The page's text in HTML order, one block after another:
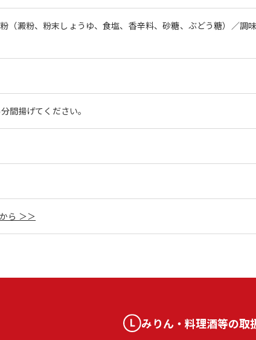
（澱粉、粉末しょうゆ、食塩、香辛料、砂糖、ぶどう糖）／調
間揚げてください。
ら ＞＞
みりん・料理酒等の取